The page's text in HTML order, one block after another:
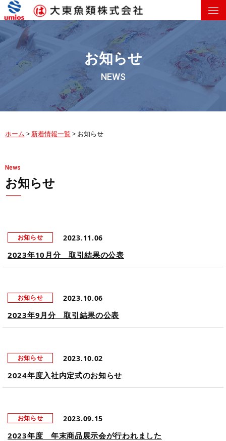
お知らせ
NEWS
ホーム > 新着情報一覧 > お知らせ
News
お知らせ
お知らせ 2023.11.06
2023年10月分 取引結果の公表
お知らせ 2023.10.06
2023年9月分 取引結果の公表
お知らせ 2023.10.02
2024年度入社内定式のお知らせ
お知らせ 2023.09.15
2023年度 年末商品展示会が行われました